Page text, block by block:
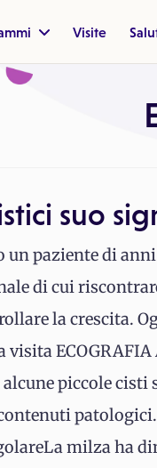
Visite
suo
un paziente di
di cui
la crescita.
visita
piccole
milza ha